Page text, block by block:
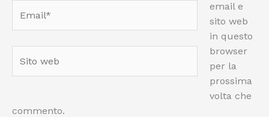
web
email e
sito web
in questo
browser
per la
prossima
volta che
commento.